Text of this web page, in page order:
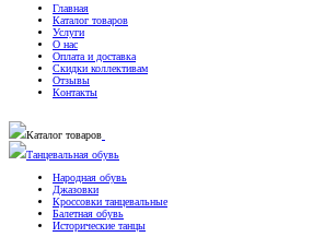
Главная
Каталог товаров
Услуги
О нас
Оплата и доставка
Скидки коллективам
Отзывы
Контакты
Каталог товаров
Танцевальная обувь
Народная обувь
Джазовки
Кроссовки танцевальные
Балетная обувь
Исторические танцы